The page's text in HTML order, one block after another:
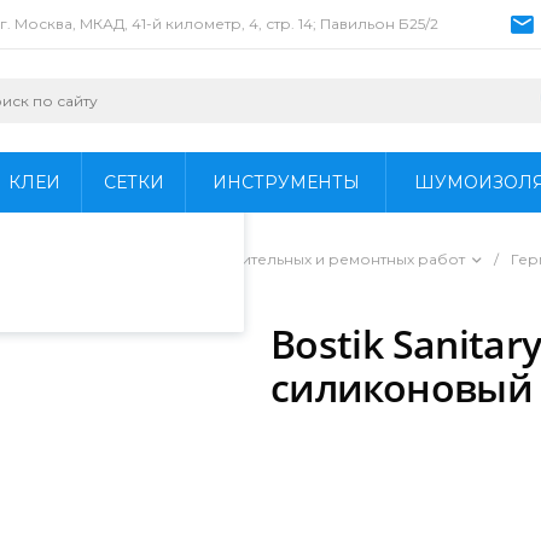
и
.
г. Москва, МКАД, 41-й километр, 4, стр. 14; Павильон Б25/2
КЛЕИ СЕТКИ ИНСТРУМЕНТЫ
Гидроизоляция для строительных и ремонтных работ /
Bostik
силиконовый